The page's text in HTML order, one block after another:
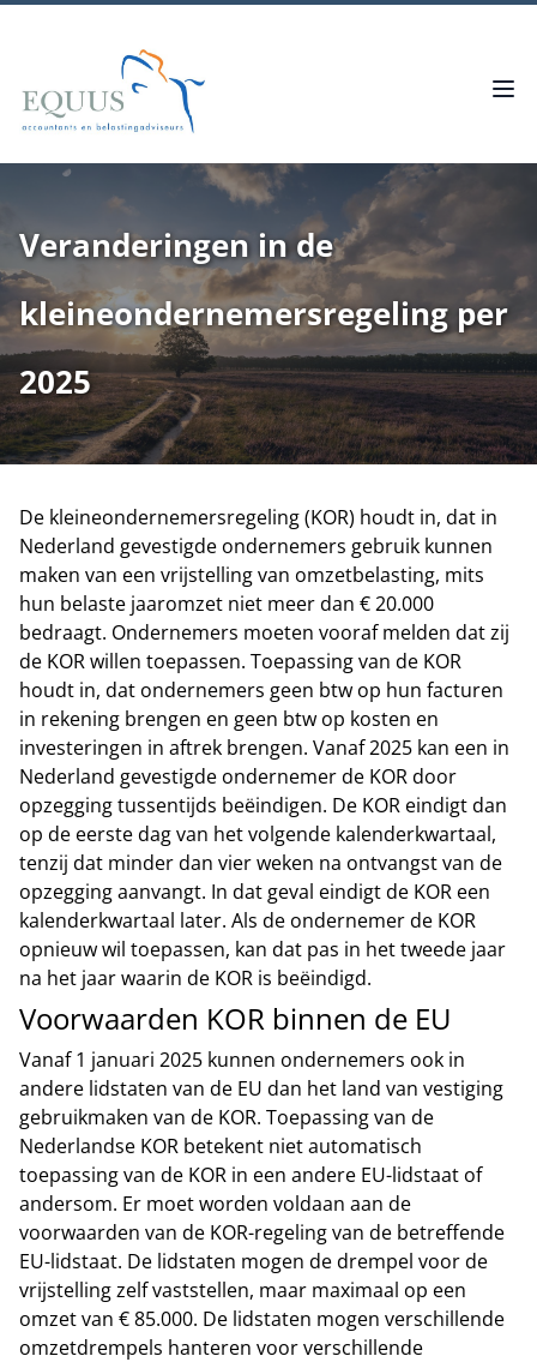
Veranderingen in de
kleineondernemersregeling per
2025
De kleineondernemersregeling (KOR) houdt in, dat in
Nederland gevestigde ondernemers gebruik kunnen
maken van een vrijstelling van omzetbelasting, mits
hun belaste jaaromzet niet meer dan € 20.000
bedraagt. Ondernemers moeten vooraf melden dat zij
de KOR willen toepassen. Toepassing van de KOR
houdt in, dat ondernemers geen btw op hun facturen
in rekening brengen en geen btw op kosten en
investeringen in aftrek brengen. Vanaf 2025 kan een in
Nederland gevestigde ondernemer de KOR door
opzegging tussentijds beëindigen. De KOR eindigt dan
op de eerste dag van het volgende kalenderkwartaal,
tenzij dat minder dan vier weken na ontvangst van de
opzegging aanvangt. In dat geval eindigt de KOR een
kalenderkwartaal later. Als de ondernemer de KOR
opnieuw wil toepassen, kan dat pas in het tweede jaar
na het jaar waarin de KOR is beëindigd.
Voorwaarden KOR binnen de EU
Vanaf 1 januari 2025 kunnen ondernemers ook in
andere lidstaten van de EU dan het land van vestiging
gebruikmaken van de KOR. Toepassing van de
Nederlandse KOR betekent niet automatisch
toepassing van de KOR in een andere EU-lidstaat of
andersom. Er moet worden voldaan aan de
voorwaarden van de KOR-regeling van de betreffende
EU-lidstaat. De lidstaten mogen de drempel voor de
vrijstelling zelf vaststellen, maar maximaal op een
omzet van € 85.000. De lidstaten mogen verschillende
omzetdrempels hanteren voor verschillende